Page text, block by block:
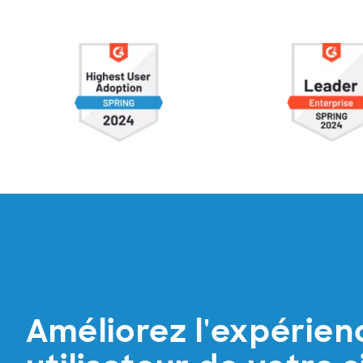
Améliorez